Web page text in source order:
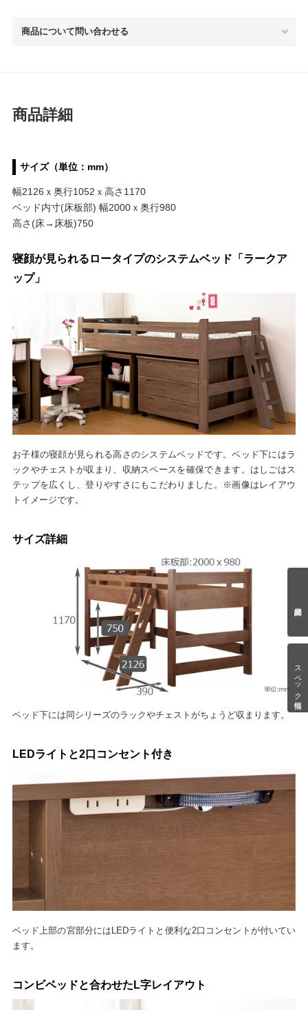
スペック情報
商品について問い合わせる
商品詳細
サイズ（単位：mm）
幅2126ｘ奥行1052ｘ高さ1170
ベッド内寸(床板部) 幅2000ｘ奥行980
高さ(床→床板)750
寝顔が見られるロータイプのシステムベッド「ラークア
ップ」
お子様の寝顔が見られる高さのシステムベッドです。ベッド下にはラ
ックやチェストが収まり、収納スペースを確保できます。はしごはス
テップを広くし、登りやすさにもこだわりました。※画像はレイアウ
トイメージです。
サイズ詳細
ベッド下には同シリーズのラックやチェストがちょうど収まります。
LEDライトと2口コンセント付き
ベッド上部の宮部分にはLEDライトと便利な2口コンセントが付いてい
ます。
コンビベッドと合わせたL字レイアウト